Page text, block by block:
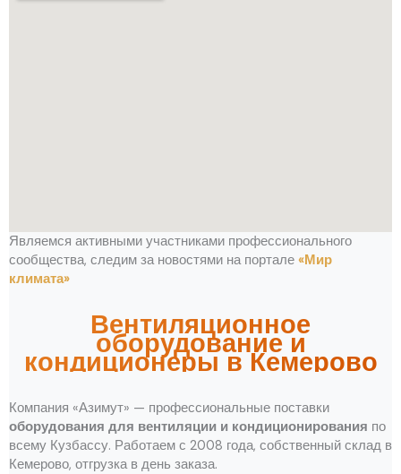
Являемся активными участниками профессионального
сообщества, следим за новостями на портале «Мир
климата»
Вентиляционное
оборудование и
кондиционеры в Кемерово
Компания «Азимут» — профессиональные поставки
оборудования для вентиляции и кондиционирования по
всему Кузбассу. Работаем с 2008 года, собственный склад в
Кемерово, отгрузка в день заказа.